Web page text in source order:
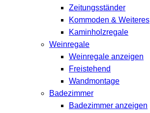
Zeitungsständer
Kommoden & Weiteres
Kaminholzregale
Weinregale
Weinregale anzeigen
Freistehend
Wandmontage
Badezimmer
Badezimmer anzeigen